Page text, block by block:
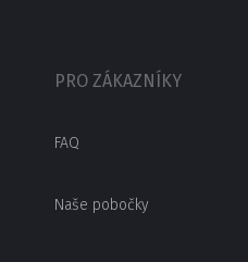
PRO ZÁKAZNÍKY
FAQ
Naše pobočky